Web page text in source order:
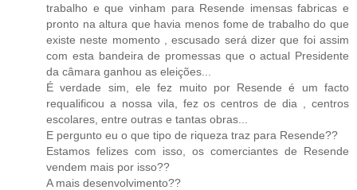
trabalho e que vinham para Resende imensas fabricas e
pronto na altura que havia menos fome de trabalho do que
existe neste momento , escusado será dizer que foi assim
com esta bandeira de promessas que o actual Presidente
da câmara ganhou as eleições...
É verdade sim, ele fez muito por Resende é um facto
requalificou a nossa vila, fez os centros de dia , centros
escolares, entre outras e tantas obras...
E pergunto eu o que tipo de riqueza traz para Resende??
Estamos felizes com isso, os comerciantes de Resende
vendem mais por isso??
A mais desenvolvimento??